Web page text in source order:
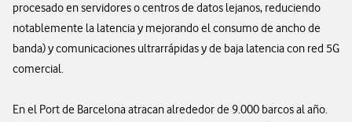
procesado en servidores o centros de datos lejanos, reduciendo
notablemente la latencia y mejorando el consumo de ancho de
banda) y comunicaciones ultrarrápidas y de baja latencia con red 5G
comercial.
En el Port de Barcelona atracan alrededor de 9.000 barcos al año.